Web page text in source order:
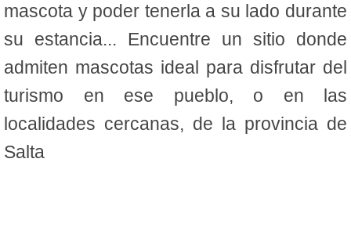
mascota y poder tenerla a su lado durante
su estancia... Encuentre un sitio donde
admiten mascotas ideal para disfrutar del
turismo en ese pueblo, o en las
localidades cercanas, de la provincia de
Salta